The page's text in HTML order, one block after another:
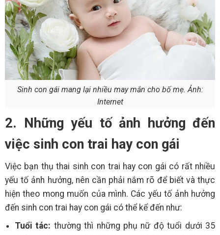
Sinh con gái mang lại nhiều may mắn cho bố mẹ. Ảnh:
Internet
2. Những yếu tố ảnh hưởng đến
việc sinh con trai hay con gái
Việc bạn thụ thai sinh con trai hay con gái có rất nhiều
yếu tố ảnh hưởng, nên cần phải nắm rõ để biết và thực
hiện theo mong muốn của mình. Các yếu tố ảnh hưởng
đến sinh con trai hay con gái có thể kể đến như:
Tuổi tác: thường thì những phụ nữ độ tuổi dưới 35